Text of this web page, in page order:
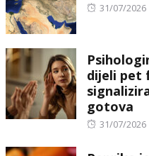
Posted
31/07/2026
dijeli pet
gotova
Posted
31/07/2026